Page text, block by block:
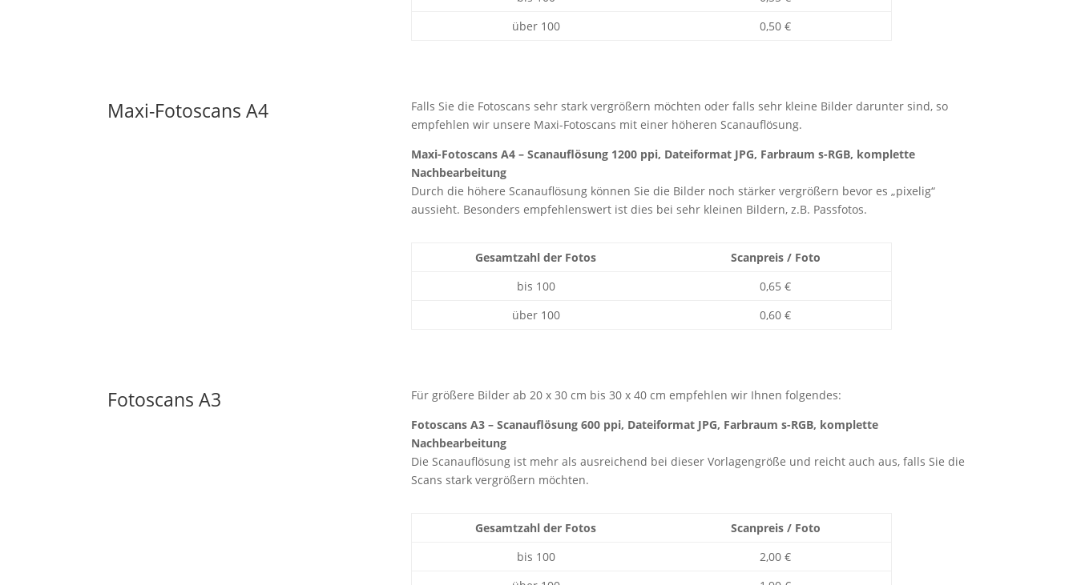
über 100
0,50 €
Maxi-Fotoscans A4
Falls Sie die Fotoscans sehr stark vergrößern möchten oder falls sehr kleine Bilder darunter sind, so
empfehlen wir unsere Maxi-Fotoscans mit einer höheren Scanauflösung.
Maxi-Fotoscans A4 – Scanauflösung 1200 ppi, Dateiformat JPG, Farbraum s-RGB, komplette
Nachbearbeitung
Durch die höhere Scanauflösung können Sie die Bilder noch stärker vergrößern bevor es „pixelig“
aussieht. Besonders empfehlenswert ist dies bei sehr kleinen Bildern, z.B. Passfotos.
Gesamtzahl der Fotos
Scanpreis / Foto
bis 100
0,65 €
über 100
0,60 €
Fotoscans A3
Für größere Bilder ab 20 x 30 cm bis 30 x 40 cm empfehlen wir Ihnen folgendes:
Fotoscans A3 – Scanauflösung 600 ppi, Dateiformat JPG, Farbraum s-RGB, komplette
Nachbearbeitung
Die Scanauflösung ist mehr als ausreichend bei dieser Vorlagengröße und reicht auch aus, falls Sie die
Scans stark vergrößern möchten.
Gesamtzahl der Fotos
Scanpreis / Foto
bis 100
2,00 €